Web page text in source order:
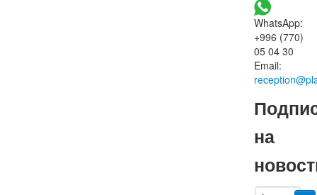
WhatsApp:
+996 (770)
05 04 30
Email:
на